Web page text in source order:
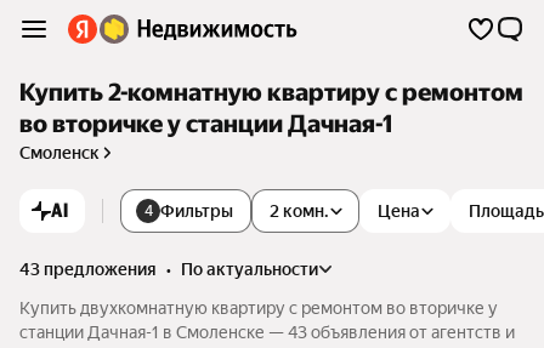
Купить 2-комнатную квартиру с ремонтом
во вторичке у станции Дачная-1
Смоленск
AI 4 Фильтры 2 комн. Цена Площадь
43 предложения •
по актуальности
Купить двухкомнатную квартиру с ремонтом во вторичке у
станции Дачная-1 в Смоленске — 43 объявления от агентств и